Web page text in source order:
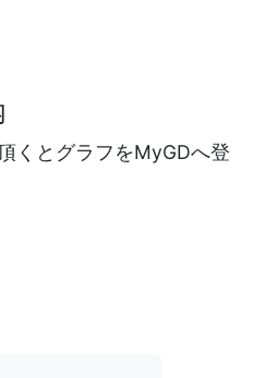
くとグラフをMyGDへ登